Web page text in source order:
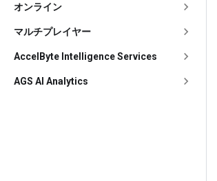
オンライン
マルチプレイヤー
AccelByte Intelligence Services
AGS AI Analytics